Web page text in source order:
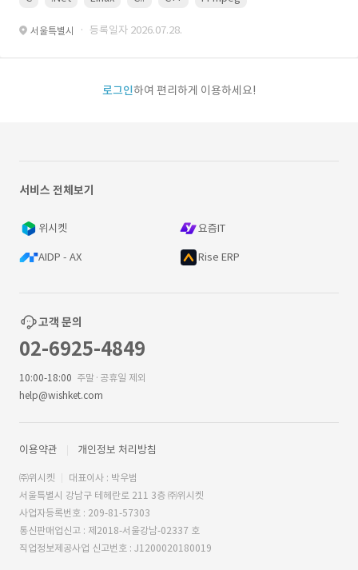
서울특별시 · 등록일자 2026.07.28.
로그인하여 편리하게 이용하세요!
서비스 전체보기
위시켓 요즘IT
AIDP - AX Rise ERP
고객 문의
02-6925-4849
10:00-18:00 주말·공휴일 제외
help@wishket.com
이용약관 개인정보 처리방침
㈜위시켓
대표이사 : 박우범
서울특별시 강남구 테헤란로 211 3층 ㈜위시켓
사업자등록번호 : 209-81-57303
통신판매업신고 : 제2018-서울강남-02337 호
직업정보제공사업 신고번호 : J1200020180019